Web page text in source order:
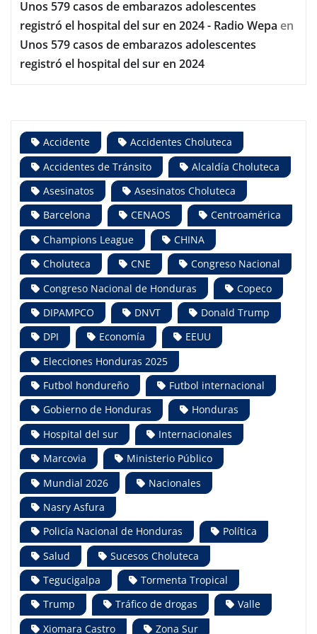
Unos 579 casos de embarazos adolescentes
registró el hospital del sur en 2024 - Radio Wepa en
Unos 579 casos de embarazos adolescentes
registró el hospital del sur en 2024
Accidente
Accidentes Choluteca
Accidentes de Tránsito
Alcaldía Choluteca
Asesinatos
Asesinatos Choluteca
Barcelona
CENAOS
Centroamérica
Champions League
CHINA
Choluteca
CNE
Congreso Nacional
Congreso Nacional de Honduras
Copeco
DIPAMPCO
DNVT
Donald Trump
DPI
Economía
EEUU
Elecciones Honduras 2025
Futbol hondureño
Futbol internacional
Gobierno de Honduras
Honduras
Hospital del sur
Internacionales
Marcovia
Ministerio Público
Mundial 2026
Nacionales
Nasry Asfura
Policía Nacional de Honduras
Política
Salud
Sucesos Choluteca
Tegucigalpa
Tormenta Tropical
Trump
Tráfico de drogas
Valle
Xiomara Castro
Zona Sur